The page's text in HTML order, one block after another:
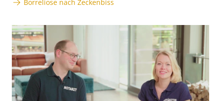
Borreliose nach Zeckenbiss